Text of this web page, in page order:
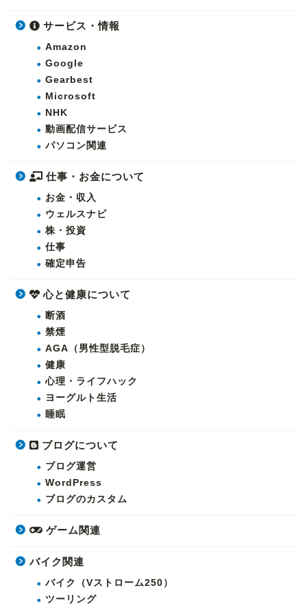
サービス・情報
Amazon
Google
Gearbest
Microsoft
NHK
動画配信サービス
パソコン関連
仕事・お金について
お金・収入
ウェルスナビ
株・投資
仕事
確定申告
心と健康について
断酒
禁煙
AGA（男性型脱毛症）
健康
心理・ライフハック
ヨーグルト生活
睡眠
ブログについて
ブログ運営
WordPress
ブログのカスタム
ゲーム関連
バイク関連
バイク（Vストローム250）
ツーリング